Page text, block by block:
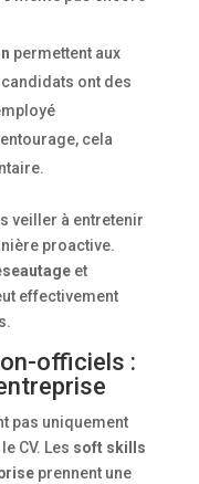
permettent aux
ont des
cela
veiller à entretenir
proactive.
et
effectivement
officiels :
pas uniquement
CV. Les soft skills
prennent une